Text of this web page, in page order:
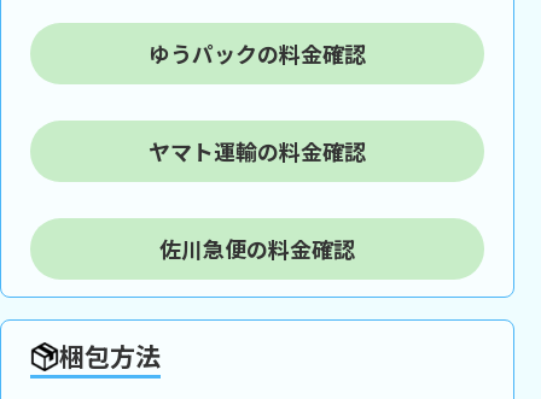
ゆうパックの料金確認
ヤマト運輸の料金確認
佐川急便の料金確認
梱包方法